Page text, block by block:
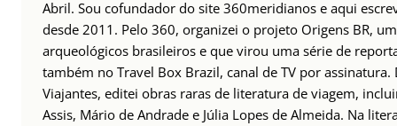
Abril. Sou cofundador do site 360meridianos e aqui
desde 2011. Pelo 360, organizei o projeto Origens BR,
arqueológicos brasileiros e que virou uma série de
também no Travel Box Brazil, canal de TV por
Viajantes, editei obras raras de literatura de viagem,
Assis, Mário de Andrade e Júlia Lopes de Almeida. Na